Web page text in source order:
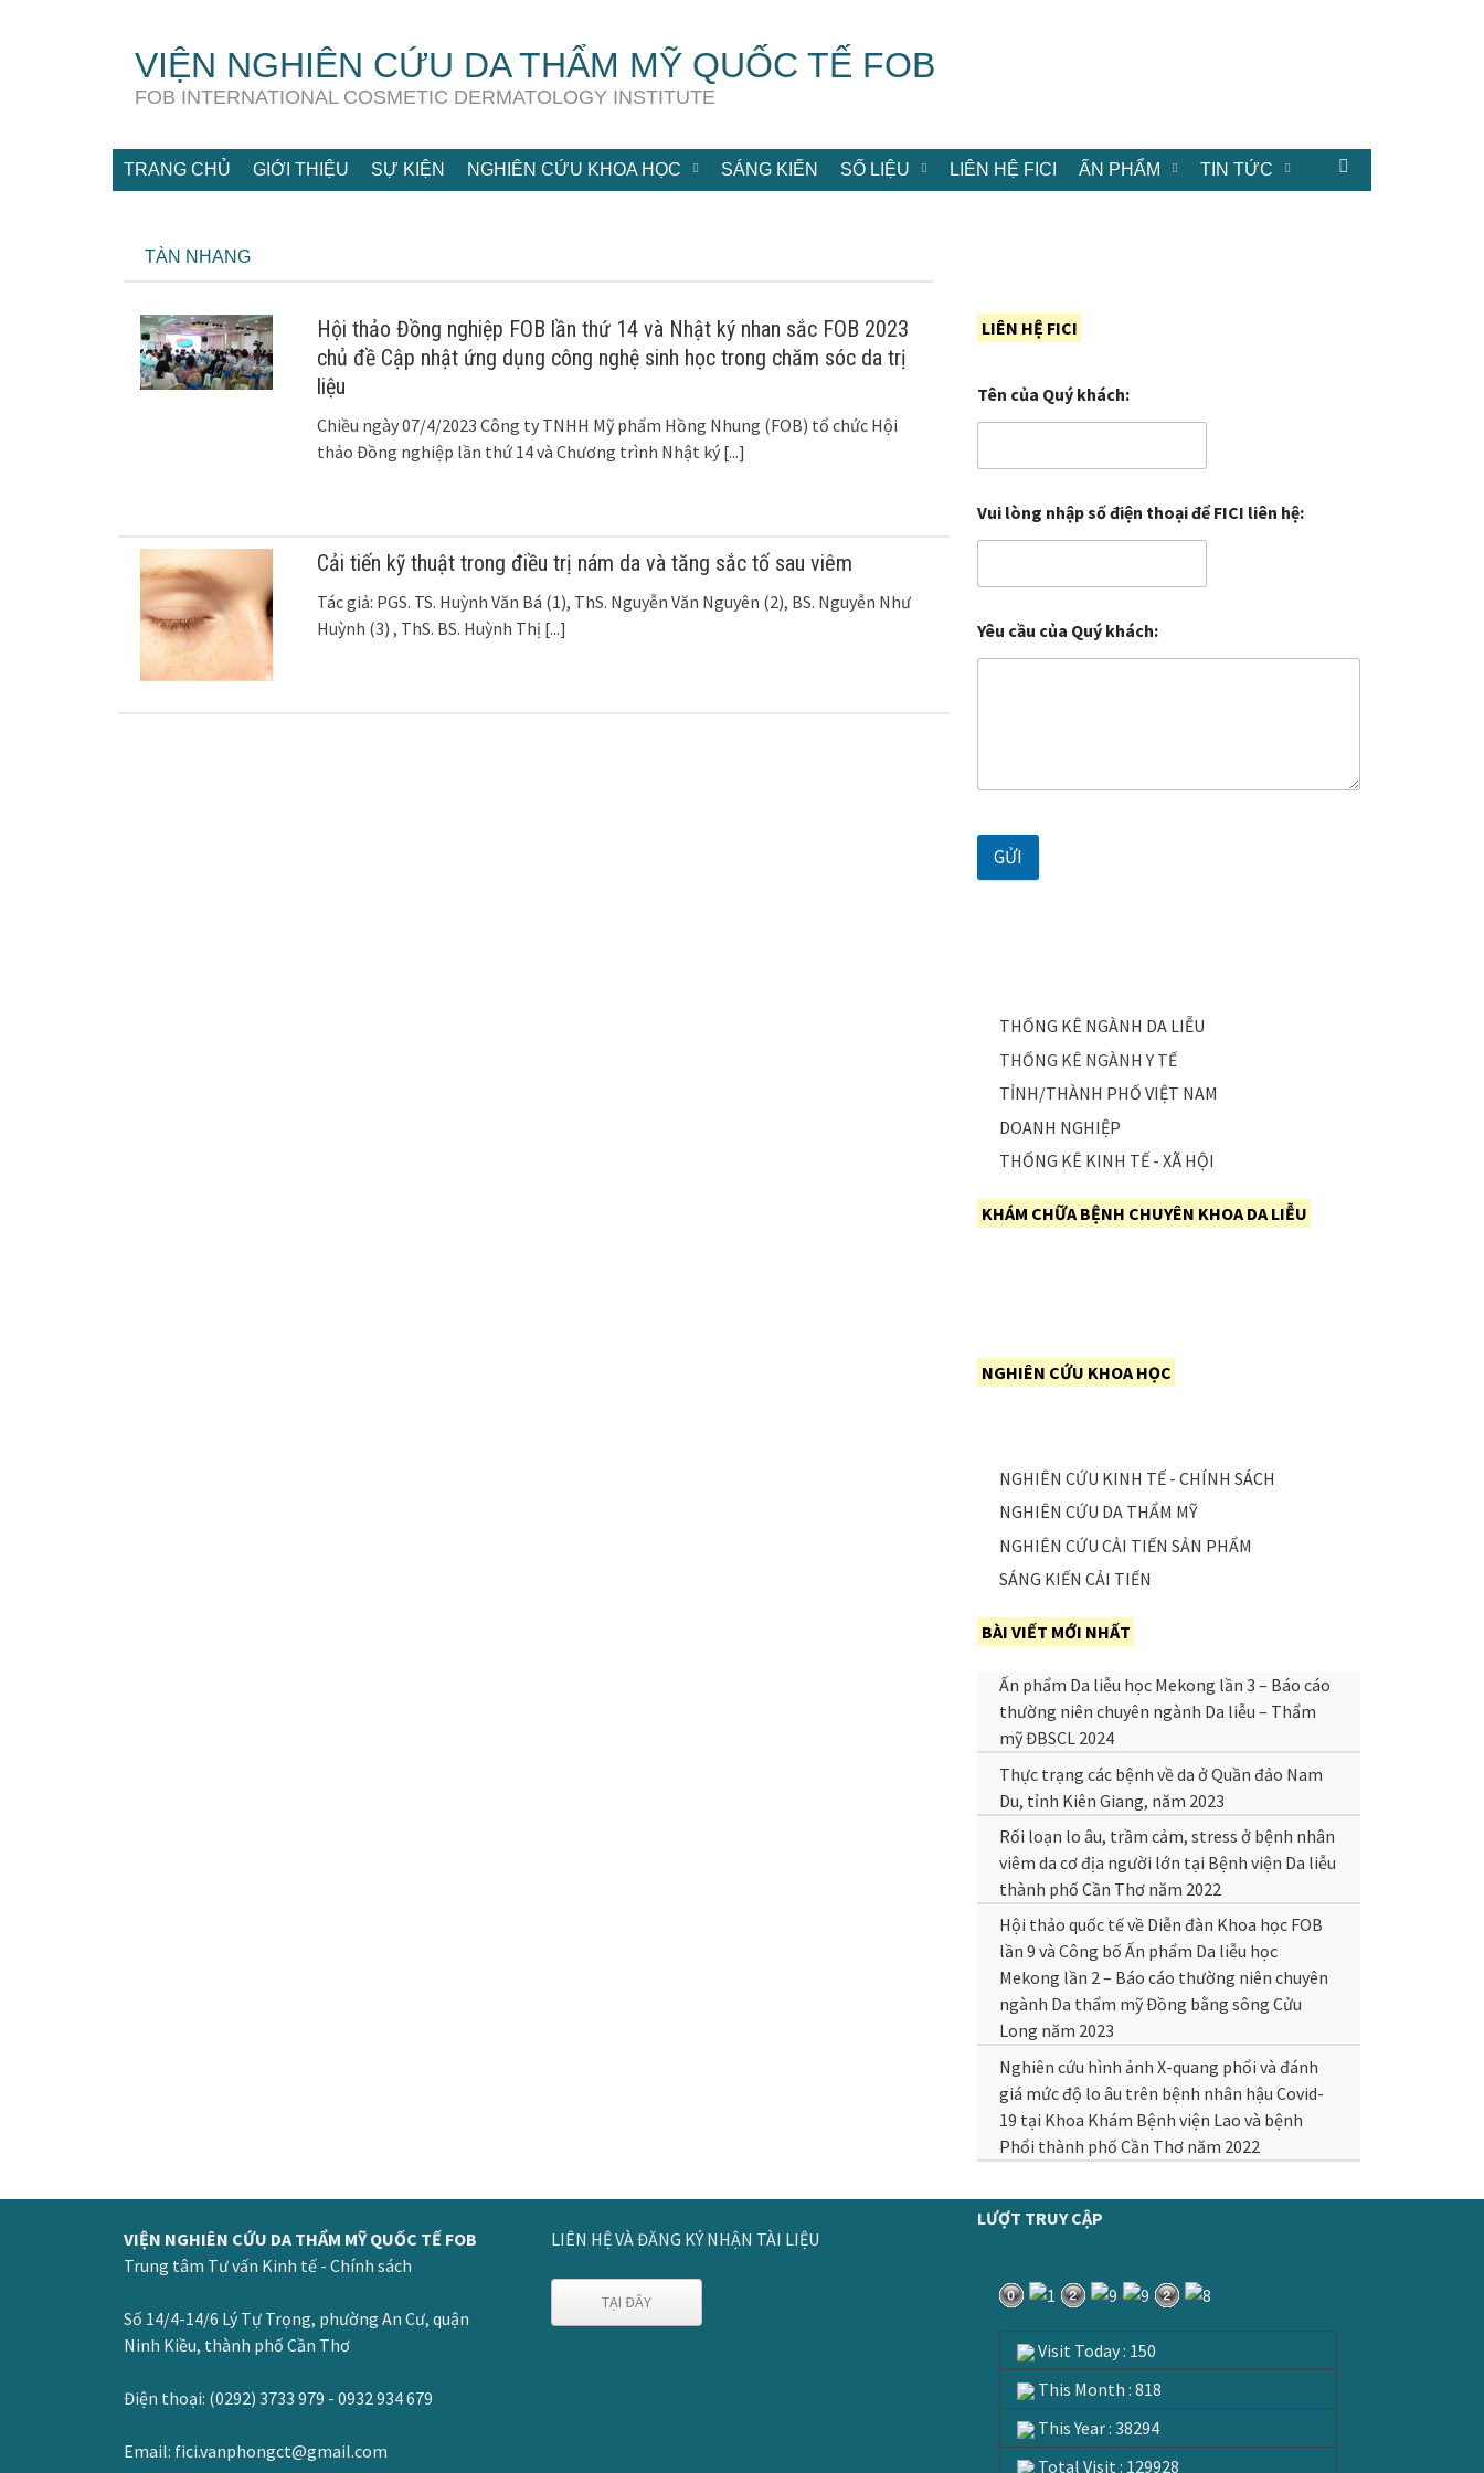
VIỆN NGHIÊN CỨU DA THẨM MỸ QUỐC TẾ FOB
FOB INTERNATIONAL COSMETIC DERMATOLOGY INSTITUTE
TRANG CHỦ GIỚI THIỆU SỰ KIỆN NGHIÊN CỨU KHOA HỌC SÁNG KIẾN SỐ LIỆU LIÊN HỆ FICI ẤN PHẨM TIN TỨC
TÀN NHANG
Hội thảo Đồng nghiệp FOB lần thứ 14 và Nhật ký nhan sắc FOB 2023
chủ đề Cập nhật ứng dụng công nghệ sinh học trong chăm sóc da trị
liệu
Chiều ngày 07/4/2023 Công ty TNHH Mỹ phẩm Hồng Nhung (FOB) tổ chức Hội
thảo Đồng nghiệp lần thứ 14 và Chương trình Nhật ký [...]
Cải tiến kỹ thuật trong điều trị nám da và tăng sắc tố sau viêm
Tác giả: PGS. TS. Huỳnh Văn Bá (1), ThS. Nguyễn Văn Nguyên (2), BS. Nguyễn Như
Huỳnh (3) , ThS. BS. Huỳnh Thị [...]
LIÊN HỆ FICI
Tên của Quý khách:
Vui lòng nhập số điện thoại để FICI liên hệ:
Yêu cầu của Quý khách:
GỬI
THỐNG KÊ NGÀNH DA LIỄU
THỐNG KÊ NGÀNH Y TẾ
TỈNH/THÀNH PHỐ VIỆT NAM
DOANH NGHIỆP
THỐNG KÊ KINH TẾ - XÃ HỘI
KHÁM CHỮA BỆNH CHUYÊN KHOA DA LIỄU
NGHIÊN CỨU KHOA HỌC
NGHIÊN CỨU KINH TẾ - CHÍNH SÁCH
NGHIÊN CỨU DA THẨM MỸ
NGHIÊN CỨU CẢI TIẾN SẢN PHẨM
SÁNG KIẾN CẢI TIẾN
BÀI VIẾT MỚI NHẤT
Ấn phẩm Da liễu học Mekong lần 3 – Báo cáo
thường niên chuyên ngành Da liễu – Thẩm
mỹ ĐBSCL 2024
Thực trạng các bệnh về da ở Quần đảo Nam
Du, tỉnh Kiên Giang, năm 2023
Rối loạn lo âu, trầm cảm, stress ở bệnh nhân
viêm da cơ địa người lớn tại Bệnh viện Da liễu
thành phố Cần Thơ năm 2022
Hội thảo quốc tế về Diễn đàn Khoa học FOB
lần 9 và Công bố Ấn phẩm Da liễu học
Mekong lần 2 – Báo cáo thường niên chuyên
ngành Da thẩm mỹ Đồng bằng sông Cửu
Long năm 2023
Nghiên cứu hình ảnh X-quang phổi và đánh
giá mức độ lo âu trên bệnh nhân hậu Covid-
19 tại Khoa Khám Bệnh viện Lao và bệnh
Phổi thành phố Cần Thơ năm 2022
VIỆN NGHIÊN CỨU DA THẨM MỸ QUỐC TẾ FOB
Trung tâm Tư vấn Kinh tế - Chính sách
Số 14/4-14/6 Lý Tự Trọng, phường An Cư, quận
Ninh Kiều, thành phố Cần Thơ
Điện thoại: (0292) 3733 979 - 0932 934 679
Email: fici.vanphongct@gmail.com
LIÊN HỆ VÀ ĐĂNG KÝ NHẬN TÀI LIỆU
TẠI ĐÂY
LƯỢT TRUY CẬP
Visit Today : 150
This Month : 818
This Year : 38294
Total Visit : 129928